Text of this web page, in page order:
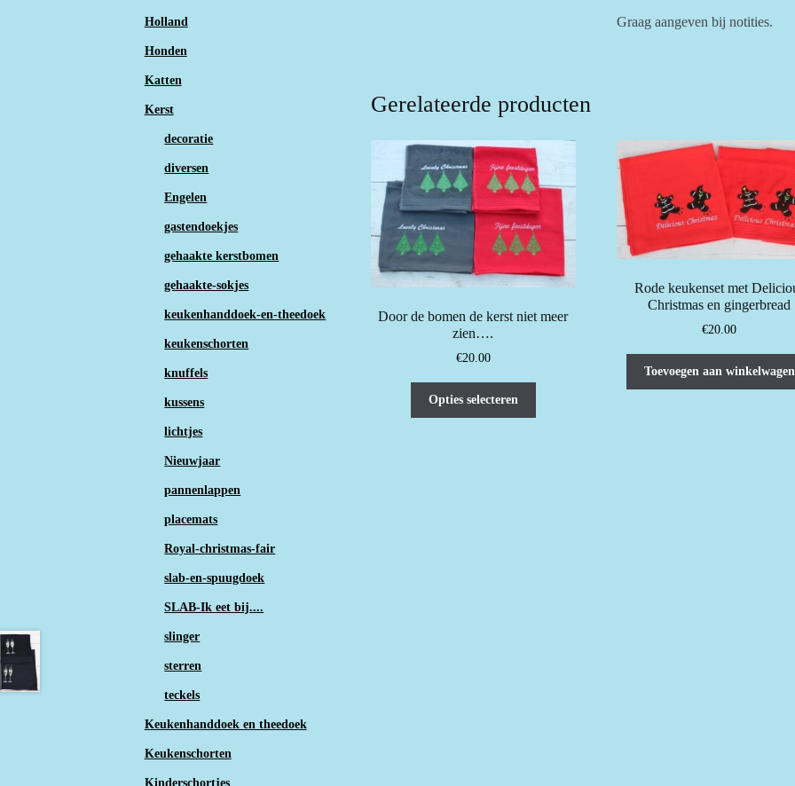
Graag aangeven bij notities.
Gerelateerde producten
Door de bomen de kerst niet meer
zien….
€20.00
Opties selecteren
Rode keukenset met
Christmas en gingerbread
€20.00
Toevoegen aan winkelwagen
Holland
Honden
Katten
Kerst
decoratie
diversen
Engelen
gastendoekjes
gehaakte kerstbomen
gehaakte-sokjes
keukenhanddoek-en-theedoek
keukenschorten
knuffels
kussens
lichtjes
Nieuwjaar
pannenlappen
placemats
Royal-christmas-fair
slab-en-spuugdoek
SLAB-Ik eet bij....
slinger
sterren
teckels
Keukenhanddoek en theedoek
Keukenschorten
Kinderschortjes